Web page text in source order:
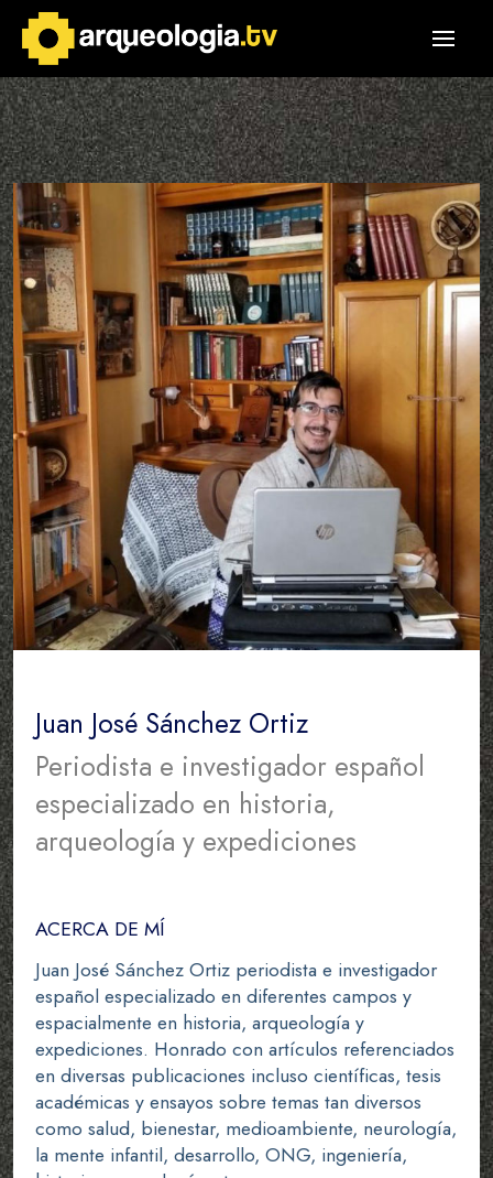
Juan José Sánchez Ortiz
Periodista e investigador español
especializado en historia,
arqueología y expediciones
ACERCA DE MÍ
Juan José Sánchez Ortiz periodista e investigador
español especializado en diferentes campos y
espacialmente en historia, arqueología y
expediciones. Honrado con artículos referenciados
en diversas publicaciones incluso científicas, tesis
académicas y ensayos sobre temas tan diversos
como salud, bienestar, medioambiente, neurología,
la mente infantil, desarrollo, ONG, ingeniería,